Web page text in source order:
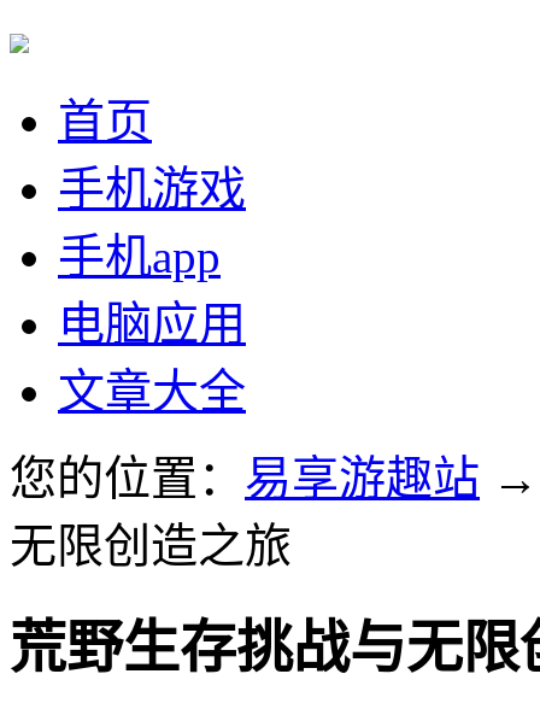
首页
手机游戏
手机app
电脑应用
文章大全
您的位置： 易享游趣站
无限创造之旅
荒野生存挑战与无限